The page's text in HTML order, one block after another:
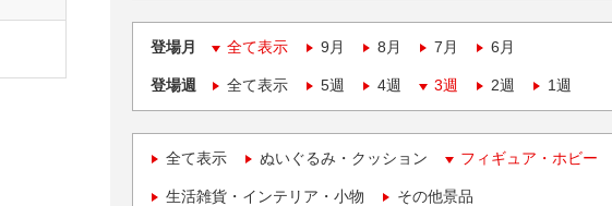
登場月 全て表示 9月 8月 7月 6月
登場週 全て表示 5週 4週 3週 2週 1週
全て表示 ぬいぐるみ・クッション フィギュア・ホビー
生活雑貨・インテリア・小物 その他景品